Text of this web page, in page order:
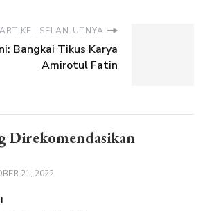
ARTIKEL SELANJUTNYA
Bangkai Tikus Karya
Amirotul Fatin
Direkomendasikan
21, 2022